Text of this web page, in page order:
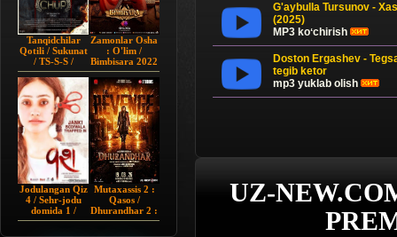
Tanqidchilar
Qotili / Sukunat
/ TS-S-S /
Jimjitlik
Ortidagi Sir /
Chup 2022 HD
Hind kino
Zamonlar Osha
: O'lim /
Bimbisara 2022
Hind kino
Uzbek tilida
Jodulangan Qiz
4 / Sehr-jodu
domida 1 /
Egallangan 1 /
Mutaxassis 2 :
Qasos /
Dhurandhar 2 :
Intiqom 2026
G'aybulla Tursunov -
(2025)
MP3 koʻchirish
Doston Ergashev -
tegib ketor
mp3 yuklab olish
UZ-